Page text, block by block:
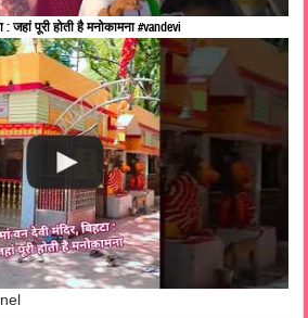
: जहां पूरी होती है मनोकामना #vandevi